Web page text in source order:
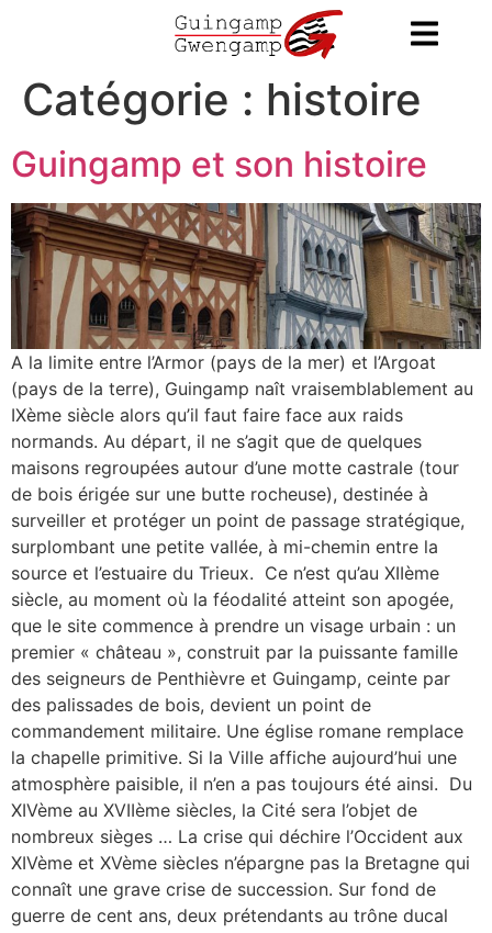
Catégorie : histoire
Guingamp et son histoire
A la limite entre l’Armor (pays de la mer) et l’Argoat
(pays de la terre), Guingamp naît vraisemblablement au
IXème siècle alors qu’il faut faire face aux raids
normands. Au départ, il ne s’agit que de quelques
maisons regroupées autour d’une motte castrale (tour
de bois érigée sur une butte rocheuse), destinée à
surveiller et protéger un point de passage stratégique,
surplombant une petite vallée, à mi-chemin entre la
source et l’estuaire du Trieux. Ce n’est qu’au XIIème
siècle, au moment où la féodalité atteint son apogée,
que le site commence à prendre un visage urbain : un
premier « château », construit par la puissante famille
des seigneurs de Penthièvre et Guingamp, ceinte par
des palissades de bois, devient un point de
commandement militaire. Une église romane remplace
la chapelle primitive. Si la Ville affiche aujourd’hui une
atmosphère paisible, il n’en a pas toujours été ainsi. Du
XIVème au XVIIème siècles, la Cité sera l’objet de
nombreux sièges … La crise qui déchire l’Occident aux
XIVème et XVème siècles n’épargne pas la Bretagne qui
connaît une grave crise de succession. Sur fond de
guerre de cent ans, deux prétendants au trône ducal